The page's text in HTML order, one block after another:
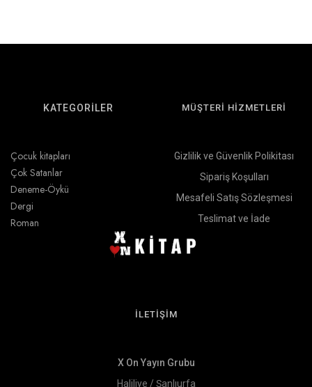
KATEGORİLER
Çocuk kitapları
Çok Satanlar
Deneme-Öykü
Dergi
Roman
MÜŞTERİ HİZMETLERİ
Gizlilik ve Güvenlik Polikitası
Sipariş Koşulları
Mesafeli Satış Sözleşmesi
Teslimat ve İade
İLETİŞİM
X On Yayın Grubu
Haliliye / Şanlıurfa